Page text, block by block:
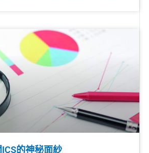
的神秘面紗